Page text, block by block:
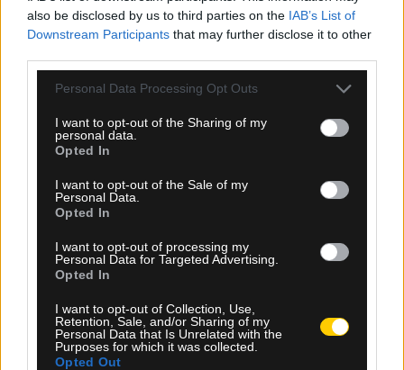
also be disclosed by us to third parties on the IAB’s List of
Downstream Participants that may further disclose it to other
Please note that this website/app uses one or more Google
not limited to your visit or usage behaviour. You may click to
grant or deny consent to Google and its third-party tags to
use your data for below specified purposes in below Google
consent section.
Personal Data Processing Opt Outs
I want to opt-out of the Sharing of my
personal data.
Opted In
I want to opt-out of the Sale of my
Personal Data.
Opted In
I want to opt-out of processing my
Personal Data for Targeted Advertising.
Opted In
I want to opt-out of Collection, Use,
Retention, Sale, and/or Sharing of my
Personal Data that Is Unrelated with the
Purposes for which it was collected.
Opted Out
08.08.2026, 13:58
Wall Street Journal: Τα σενάρια των ΗΠΑ για
πιθανή ρωσική επίθεση στο ΝΑΤΟ